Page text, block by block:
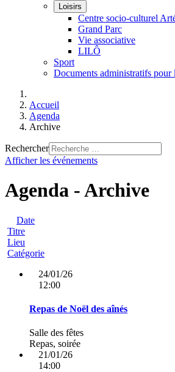
Loisirs
Centre socio-culturel
Grand Parc
Vie associative
LILÔ
Sport
Documents administratifs pour
Accueil
Agenda
Archive
Rechercher
Afficher les événements
Agenda - Archive
Date
Titre
Lieu
Catégorie
24/01/26
12:00
Repas de Noël des aînés
Salle des fêtes
Repas, soirée
21/01/26
14:00